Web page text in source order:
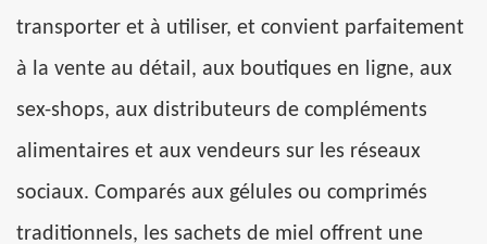
transporter et à utiliser, et convient parfaitement
à la vente au détail, aux boutiques en ligne, aux
sex-shops, aux distributeurs de compléments
alimentaires et aux vendeurs sur les réseaux
sociaux. Comparés aux gélules ou comprimés
traditionnels, les sachets de miel offrent une